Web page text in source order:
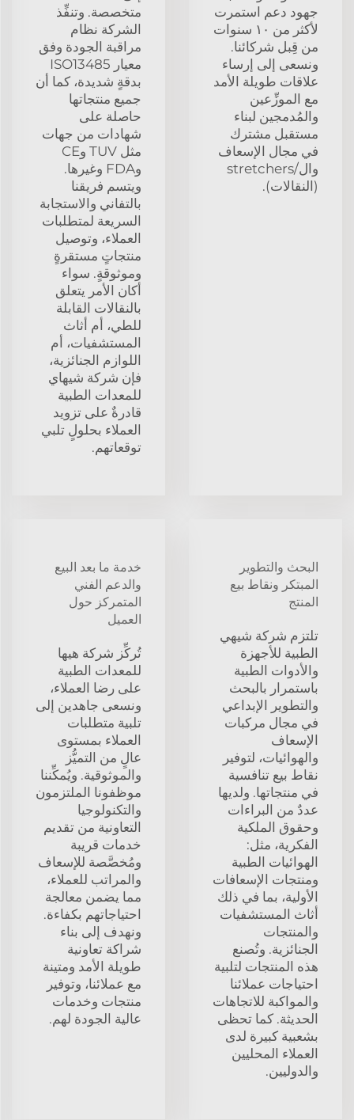
جهود دعم استمرت
لأكثر من ١٠ سنوات
من قِبل شركائنا.
ونسعى إلى إرساء
علاقات طويلة الأمد
مع الموزِّعين
والمُدمجين لبناء
مستقبل مشترك
في مجال الإسعاف
وال/stretchers
(النقالات).
متخصصة. وتنفِّذ
الشركة نظام
مراقبة الجودة وفق
معيار ISO13485
بدقةٍ شديدة، كما أن
جميع منتجاتها
حاصلة على
شهادات من جهات
مثل TUV وCE
وFDA وغيرها.
ويتسم فريقنا
بالتفاني والاستجابة
السريعة لمتطلبات
العملاء، وتوصيل
منتجاتٍ مستقرةٍ
وموثوقةٍ. سواء
أكان الأمر يتعلق
بالنقالات القابلة
للطي، أم أثاث
المستشفيات، أم
اللوازم الجنائزية،
فإن شركة شيهاي
للمعدات الطبية
قادرةٌ على تزويد
العملاء بحلولٍ تلبي
توقعاتهم.
البحث والتطوير
المبتكر ونقاط بيع
المنتج
تلتزم شركة شيهي
الطبية للأجهزة
والأدوات الطبية
باستمرار بالبحث
والتطوير الإبداعي
في مجال مركبات
الإسعاف
والهوائيات، لتوفير
نقاط بيع تنافسية
في منتجاتها. ولديها
عددٌ من البراءات
وحقوق الملكية
الفكرية، مثل:
الهوائيات الطبية
ومنتجات الإسعافات
الأولية، بما في ذلك
أثاث المستشفيات
والمنتجات
الجنائزية. وتُصنع
هذه المنتجات لتلبية
احتياجات عملائنا
والمواكبة للاتجاهات
الحديثة. كما تحظى
بشعبية كبيرة لدى
العملاء المحليين
والدوليين.
خدمة ما بعد البيع
والدعم الفني
المتمركز حول
العميل
تُركِّز شركة هيها
للمعدات الطبية
على رضا العملاء،
ونسعى جاهدين إلى
تلبية متطلبات
العملاء بمستوى
عالٍ من التميُّز
والموثوقية. ويُمكِّننا
موظفونا الملتزمون
والتكنولوجيا
التعاونية من تقديم
خدمات قريبة
ومُخصَّصة للإسعاف
والمراتب للعملاء،
مما يضمن معالجة
احتياجاتهم بكفاءة.
ونهدف إلى بناء
شراكة تعاونية
طويلة الأمد ومتينة
مع عملائنا، وتوفير
منتجات وخدمات
عالية الجودة لهم.